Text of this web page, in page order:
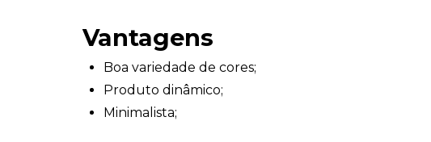
Vantagens
Boa variedade de cores;
Produto dinâmico;
Minimalista;